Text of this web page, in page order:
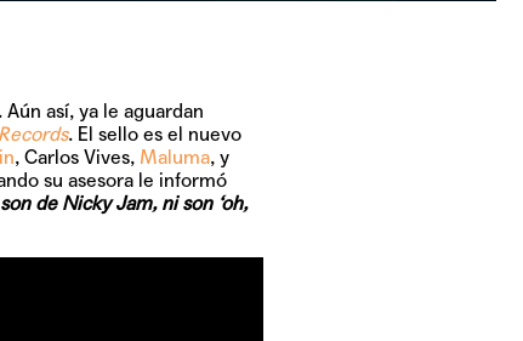
así, ya le aguardan
. El sello es el nuevo
, Carlos Vives,Maluma, y
su asesora le informó
de Nicky Jam, ni son ‘oh,